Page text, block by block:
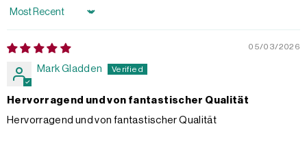
Sort by
05/03/2026
Mark Gladden
Hervorragend und von fantastischer Qualität
Hervorragend und von fantastischer Qualität